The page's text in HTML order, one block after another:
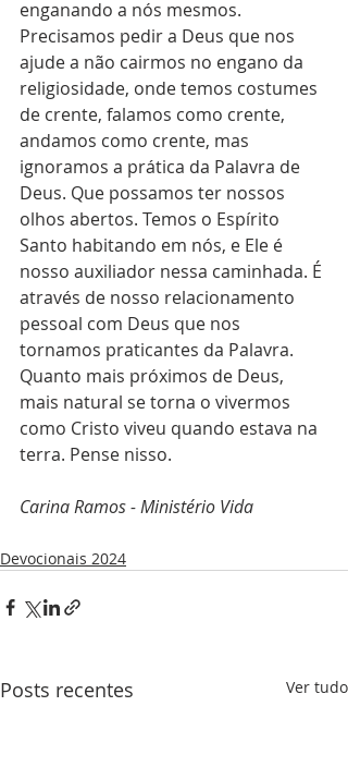
enganando a nós mesmos.
Precisamos pedir a Deus que nos
ajude a não cairmos no engano da
religiosidade, onde temos costumes
de crente, falamos como crente,
andamos como crente, mas
ignoramos a prática da Palavra de
Deus. Que possamos ter nossos
olhos abertos. Temos o Espírito
Santo habitando em nós, e Ele é
nosso auxiliador nessa caminhada. É
através de nosso relacionamento
pessoal com Deus que nos
tornamos praticantes da Palavra.
Quanto mais próximos de Deus,
mais natural se torna o vivermos
como Cristo viveu quando estava na
terra. Pense nisso.
Carina Ramos - Ministério Vida
Devocionais 2024
Posts recentes Ver tudo